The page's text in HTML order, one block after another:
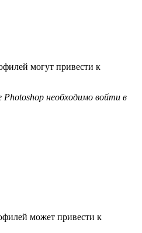
могут привести к
необходимо войти в
может привести к